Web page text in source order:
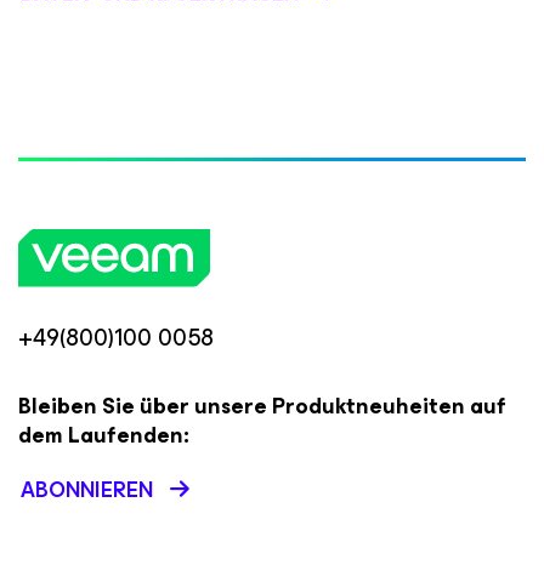
+49(800)100 0058
Bleiben Sie über unsere Produktneuheiten auf
dem Laufenden:
ABONNIEREN